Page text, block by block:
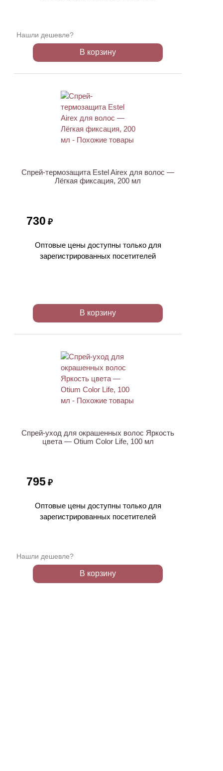
Нашли дешевле?
В корзину
Спрей-термозащита Estel Airex для волос —
Лёгкая фиксация, 200 мл
730 ₽
Оптовые цены доступны только для
зарегистрированных посетителей
В корзину
Спрей-уход для окрашенных волос Яркость
цвета — Otium Color Life, 100 мл
795 ₽
Оптовые цены доступны только для
зарегистрированных посетителей
Нашли дешевле?
В корзину